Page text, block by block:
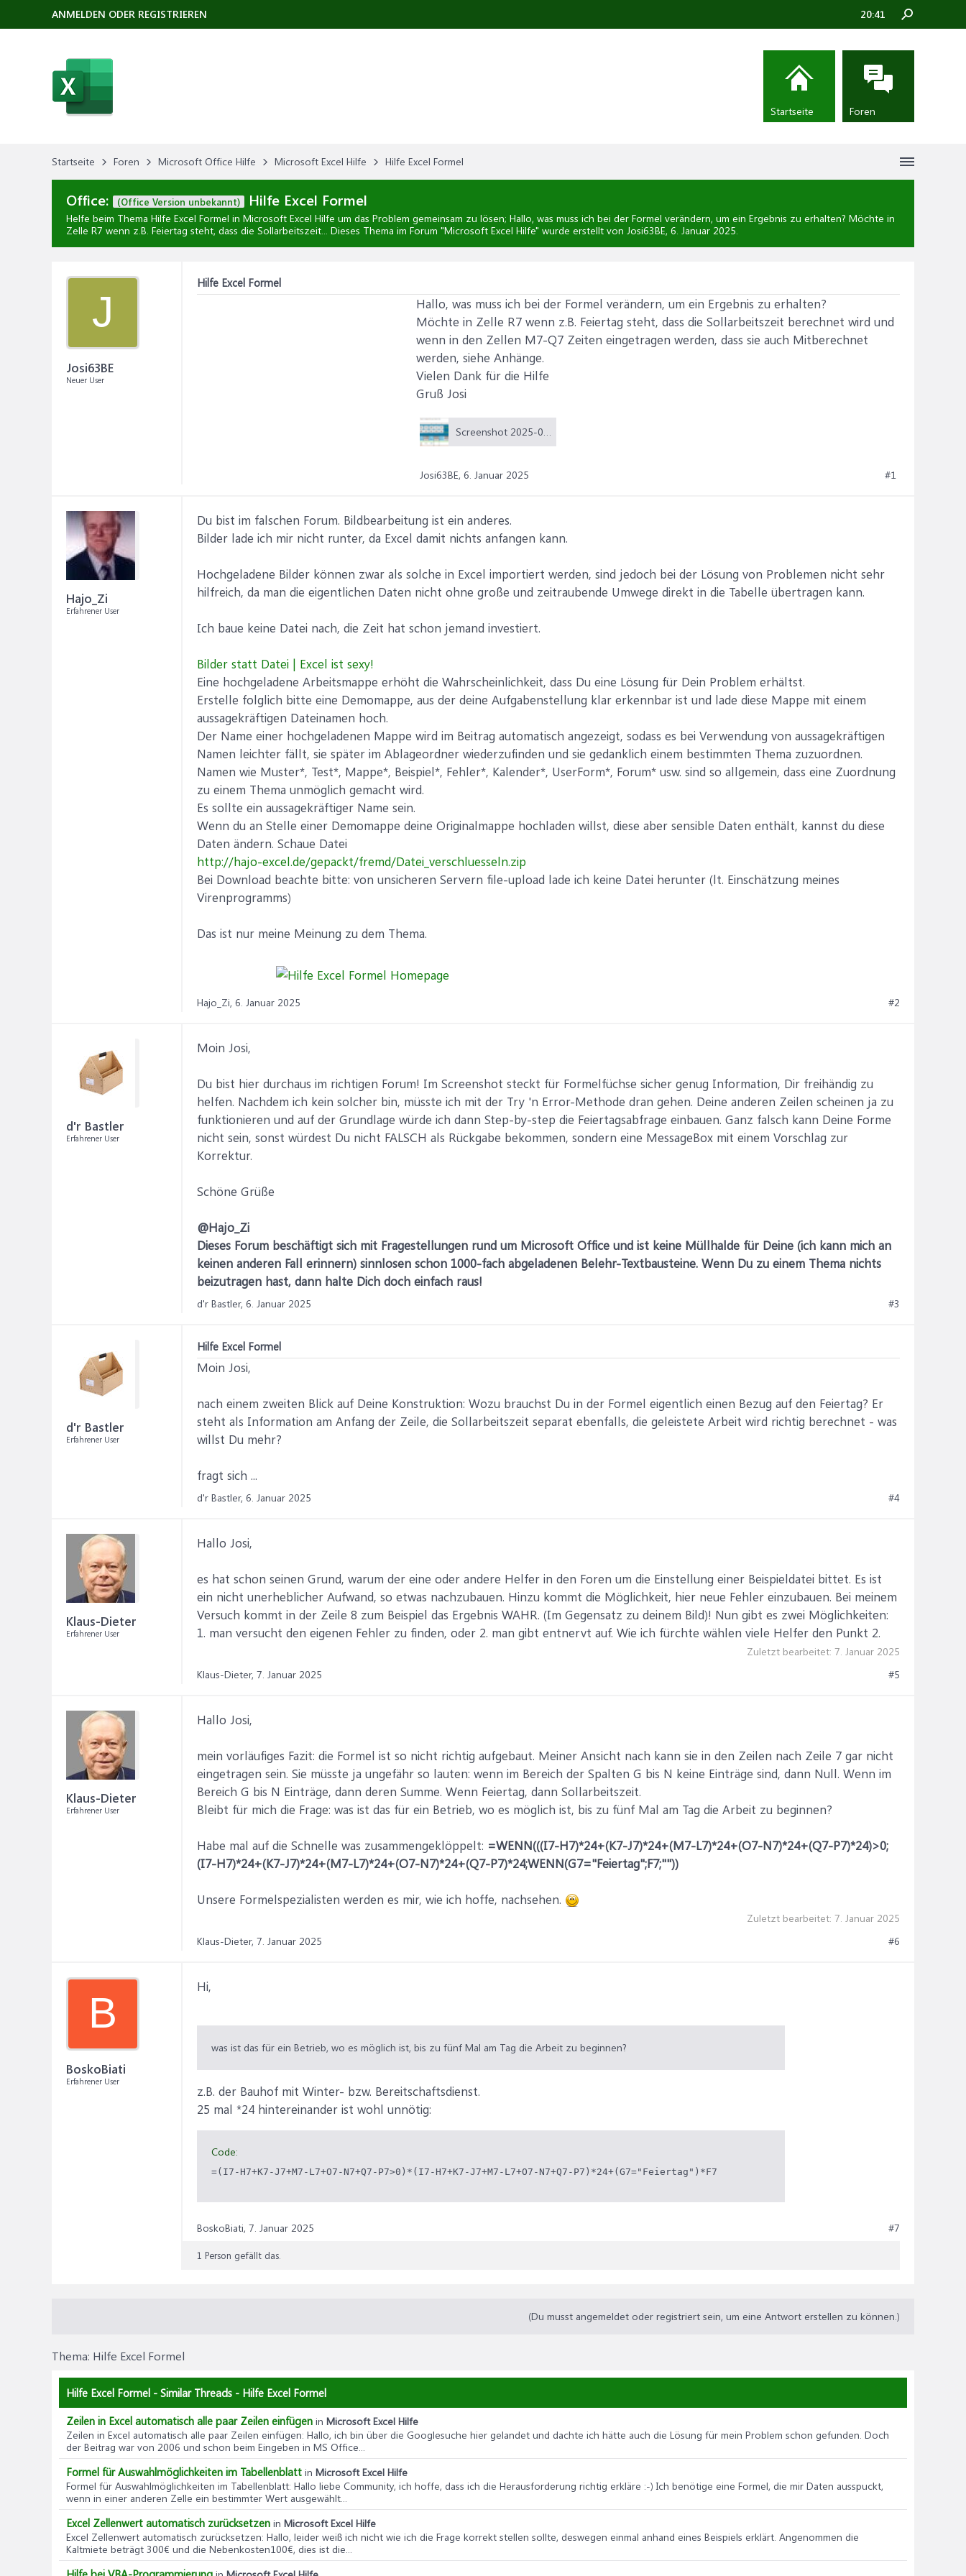
Startseite Foren Microsoft Office Hilfe Microsoft Excel Hilfe Hilfe Excel Formel
Office: (Office Version unbekannt) Hilfe Excel Formel
Helfe beim Thema Hilfe Excel Formel in Microsoft Excel Hilfe um das Problem gemeinsam zu lösen; Hallo, was muss ich bei der Formel verändern, um ein Ergebnis zu erhalten? Möchte in
Zelle R7 wenn z.B. Feiertag steht, dass die Sollarbeitszeit... Dieses Thema im Forum "Microsoft Excel Hilfe" wurde erstellt von Josi63BE, 6. Januar 2025.
J
Josi63BE
Neuer User
Hilfe Excel Formel
Hallo, was muss ich bei der Formel verändern, um ein Ergebnis zu erhalten?
Möchte in Zelle R7 wenn z.B. Feiertag steht, dass die Sollarbeitszeit berechnet wird und
wenn in den Zellen M7-Q7 Zeiten eingetragen werden, dass sie auch Mitberechnet
werden, siehe Anhänge.
Vielen Dank für die Hilfe
Gruß Josi
Screenshot 2025-01-06 121833.png (58,7 KB)
Josi63BE, 6. Januar 2025 #1
Hajo_Zi
Erfahrener User
Du bist im falschen Forum. Bildbearbeitung ist ein anderes.
Bilder lade ich mir nicht runter, da Excel damit nichts anfangen kann.
Hochgeladene Bilder können zwar als solche in Excel importiert werden, sind jedoch bei der Lösung von Problemen nicht sehr
hilfreich, da man die eigentlichen Daten nicht ohne große und zeitraubende Umwege direkt in die Tabelle übertragen kann.
Ich baue keine Datei nach, die Zeit hat schon jemand investiert.
Bilder statt Datei | Excel ist sexy!
Eine hochgeladene Arbeitsmappe erhöht die Wahrscheinlichkeit, dass Du eine Lösung für Dein Problem erhältst.
Erstelle folglich bitte eine Demomappe, aus der deine Aufgabenstellung klar erkennbar ist und lade diese Mappe mit einem
aussagekräftigen Dateinamen hoch.
Der Name einer hochgeladenen Mappe wird im Beitrag automatisch angezeigt, sodass es bei Verwendung von aussagekräftigen
Namen leichter fällt, sie später im Ablageordner wiederzufinden und sie gedanklich einem bestimmten Thema zuzuordnen.
Namen wie Muster*, Test*, Mappe*, Beispiel*, Fehler*, Kalender*, UserForm*, Forum* usw. sind so allgemein, dass eine Zuordnung
zu einem Thema unmöglich gemacht wird.
Es sollte ein aussagekräftiger Name sein.
Wenn du an Stelle einer Demomappe deine Originalmappe hochladen willst, diese aber sensible Daten enthält, kannst du diese
Daten ändern. Schaue Datei
http://hajo-excel.de/gepackt/fremd/Datei_verschluesseln.zip
Bei Download beachte bitte: von unsicheren Servern file-upload lade ich keine Datei herunter (lt. Einschätzung meines
Virenprogramms)
Das ist nur meine Meinung zu dem Thema.
Hajo_Zi, 6. Januar 2025 #2
d'r Bastler
Erfahrener User
Moin Josi,
Du bist hier durchaus im richtigen Forum! Im Screenshot steckt für Formelfüchse sicher genug Information, Dir freihändig zu
helfen. Nachdem ich kein solcher bin, müsste ich mit der Try 'n Error-Methode dran gehen. Deine anderen Zeilen scheinen ja zu
funktionieren und auf der Grundlage würde ich dann Step-by-step die Feiertagsabfrage einbauen. Ganz falsch kann Deine Forme
nicht sein, sonst würdest Du nicht FALSCH als Rückgabe bekommen, sondern eine MessageBox mit einem Vorschlag zur
Korrektur.
Schöne Grüße
@Hajo_Zi
Dieses Forum beschäftigt sich mit Fragestellungen rund um Microsoft Office und ist keine Müllhalde für Deine (ich kann mich an
keinen anderen Fall erinnern) sinnlosen schon 1000-fach abgeladenen Belehr-Textbausteine. Wenn Du zu einem Thema nichts
beizutragen hast, dann halte Dich doch einfach raus!
d'r Bastler, 6. Januar 2025 #3
d'r Bastler
Erfahrener User
Hilfe Excel Formel
Moin Josi,
nach einem zweiten Blick auf Deine Konstruktion: Wozu brauchst Du in der Formel eigentlich einen Bezug auf den Feiertag? Er
steht als Information am Anfang der Zeile, die Sollarbeitszeit separat ebenfalls, die geleistete Arbeit wird richtig berechnet - was
willst Du mehr?
fragt sich ...
d'r Bastler, 6. Januar 2025 #4
Klaus-Dieter
Erfahrener User
Hallo Josi,
es hat schon seinen Grund, warum der eine oder andere Helfer in den Foren um die Einstellung einer Beispieldatei bittet. Es ist
ein nicht unerheblicher Aufwand, so etwas nachzubauen. Hinzu kommt die Möglichkeit, hier neue Fehler einzubauen. Bei meinem
Versuch kommt in der Zeile 8 zum Beispiel das Ergebnis WAHR. (Im Gegensatz zu deinem Bild)! Nun gibt es zwei Möglichkeiten:
1. man versucht den eigenen Fehler zu finden, oder 2. man gibt entnervt auf. Wie ich fürchte wählen viele Helfer den Punkt 2.
Zuletzt bearbeitet: 7. Januar 2025
Klaus-Dieter, 7. Januar 2025 #5
Klaus-Dieter
Erfahrener User
Hallo Josi,
mein vorläufiges Fazit: die Formel ist so nicht richtig aufgebaut. Meiner Ansicht nach kann sie in den Zeilen nach Zeile 7 gar nicht
eingetragen sein. Sie müsste ja ungefähr so lauten: wenn im Bereich der Spalten G bis N keine Einträge sind, dann Null. Wenn im
Bereich G bis N Einträge, dann deren Summe. Wenn Feiertag, dann Sollarbeitszeit.
Bleibt für mich die Frage: was ist das für ein Betrieb, wo es möglich ist, bis zu fünf Mal am Tag die Arbeit zu beginnen?
Habe mal auf die Schnelle was zusammengeklöppelt: =WENN(((I7-H7)*24+(K7-J7)*24+(M7-L7)*24+(O7-N7)*24+(Q7-P7)*24)>0;
(I7-H7)*24+(K7-J7)*24+(M7-L7)*24+(O7-N7)*24+(Q7-P7)*24;WENN(G7="Feiertag";F7;""))
Unsere Formelspezialisten werden es mir, wie ich hoffe, nachsehen.
Zuletzt bearbeitet: 7. Januar 2025
Klaus-Dieter, 7. Januar 2025 #6
B
BoskoBiati
Erfahrener User
Hi,
was ist das für ein Betrieb, wo es möglich ist, bis zu fünf Mal am Tag die Arbeit zu beginnen?
z.B. der Bauhof mit Winter- bzw. Bereitschaftsdienst.
25 mal *24 hintereinander ist wohl unnötig:
Code:
=(I7-H7+K7-J7+M7-L7+O7-N7+Q7-P7>0)*(I7-H7+K7-J7+M7-L7+O7-N7+Q7-P7)*24+(G7="Feiertag")*F7
BoskoBiati, 7. Januar 2025 #7
1 Person gefällt das.
(Du musst angemeldet oder registriert sein, um eine Antwort erstellen zu können.)
Thema: Hilfe Excel Formel
Hilfe Excel Formel - Similar Threads - Hilfe Excel Formel
Zeilen in Excel automatisch alle paar Zeilen einfügen in Microsoft Excel Hilfe
Zeilen in Excel automatisch alle paar Zeilen einfügen: Hallo, ich bin über die Googlesuche hier gelandet und dachte ich hätte auch die Lösung für mein Problem schon gefunden. Doch
der Beitrag war von 2006 und schon beim Eingeben in MS Office...
Formel für Auswahlmöglichkeiten im Tabellenblatt in Microsoft Excel Hilfe
Formel für Auswahlmöglichkeiten im Tabellenblatt: Hallo liebe Community, ich hoffe, dass ich die Herausforderung richtig erkläre :-) Ich benötige eine Formel, die mir Daten ausspuckt,
wenn in einer anderen Zelle ein bestimmter Wert ausgewählt...
Excel Zellenwert automatisch zurücksetzen in Microsoft Excel Hilfe
Excel Zellenwert automatisch zurücksetzen: Hallo, leider weiß ich nicht wie ich die Frage korrekt stellen sollte, deswegen einmal anhand eines Beispiels erklärt. Angenommen die
Kaltmiete beträgt 300€ und die Nebenkosten100€, dies ist die...
ANMELDEN ODER REGISTRIEREN 20:41
Startseite Foren